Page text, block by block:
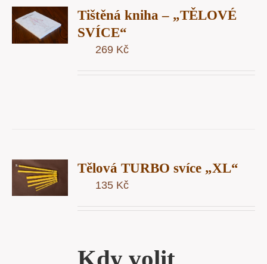
Tištěná kniha – „TĚLOVÉ
SVÍCE“
269 Kč
Tělová TURBO svíce „XL“
135 Kč
Kdy volit